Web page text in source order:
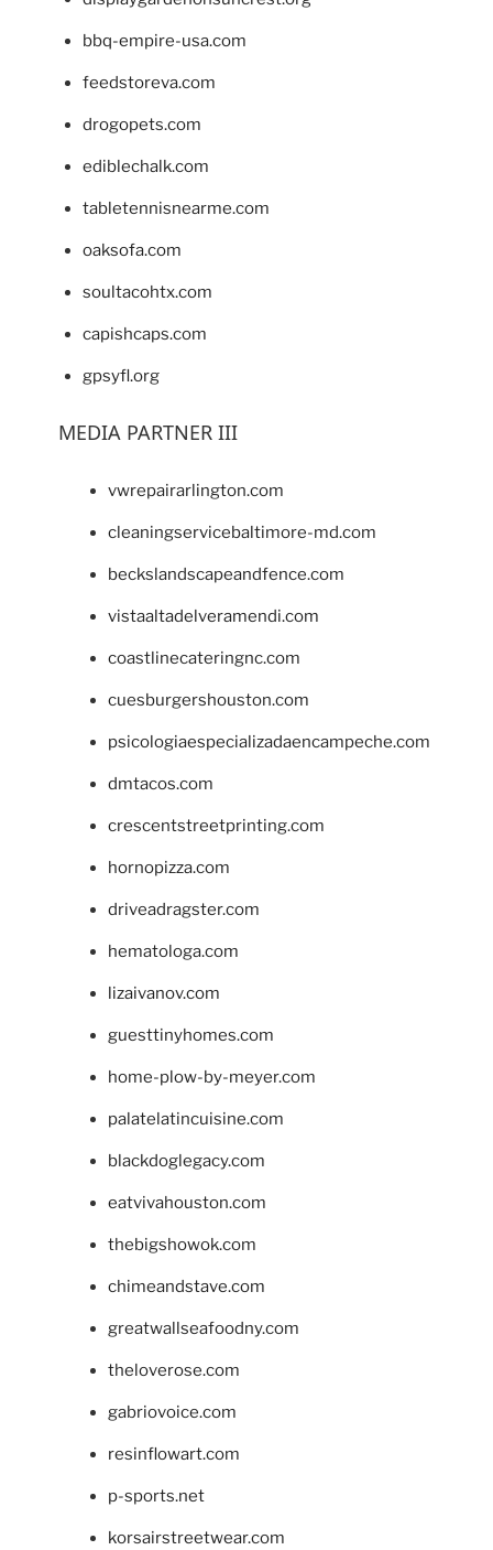
bbq-empire-usa.com
feedstoreva.com
drogopets.com
ediblechalk.com
tabletennisnearme.com
oaksofa.com
soultacohtx.com
capishcaps.com
gpsyfl.org
MEDIA PARTNER III
vwrepairarlington.com
cleaningservicebaltimore-md.com
beckslandscapeandfence.com
vistaaltadelveramendi.com
coastlinecateringnc.com
cuesburgershouston.com
psicologiaespecializadaencampeche.com
dmtacos.com
crescentstreetprinting.com
hornopizza.com
driveadragster.com
hematologa.com
lizaivanov.com
guesttinyhomes.com
home-plow-by-meyer.com
palatelatincuisine.com
blackdoglegacy.com
eatvivahouston.com
thebigshowok.com
chimeandstave.com
greatwallseafoodny.com
theloverose.com
gabriovoice.com
resinflowart.com
p-sports.net
korsairstreetwear.com